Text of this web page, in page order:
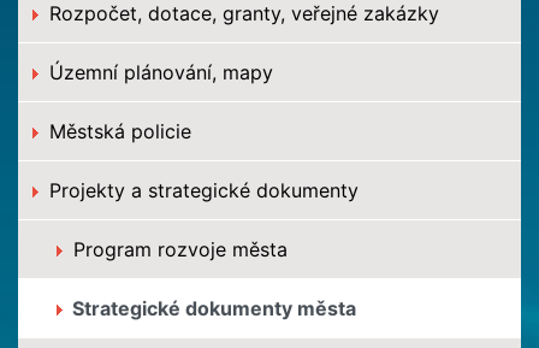
Rozpočet, dotace, granty, veřejné zakázky
Územní plánování, mapy
Městská policie
Projekty a strategické dokumenty
Program rozvoje města
Strategické dokumenty města